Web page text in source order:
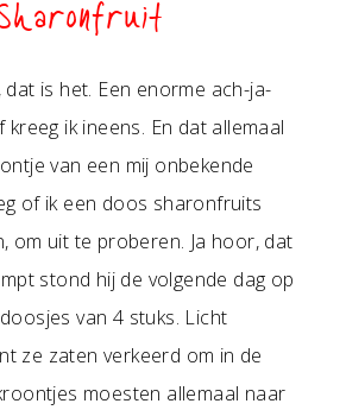
dat is het. Een enorme ach-ja-
ik ineens. En dat allemaal
van een mij onbekende
of ik een doos sharonfruits
om uit te proberen. Ja hoor, dat
stond hij de volgende dag op
van 4 stuks. Licht
ze zaten verkeerd om in de
moesten allemaal naar